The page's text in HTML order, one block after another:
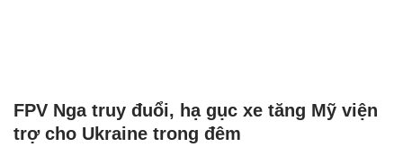
FPV Nga truy đuổi, hạ gục xe tăng Mỹ viện
trợ cho Ukraine trong đêm